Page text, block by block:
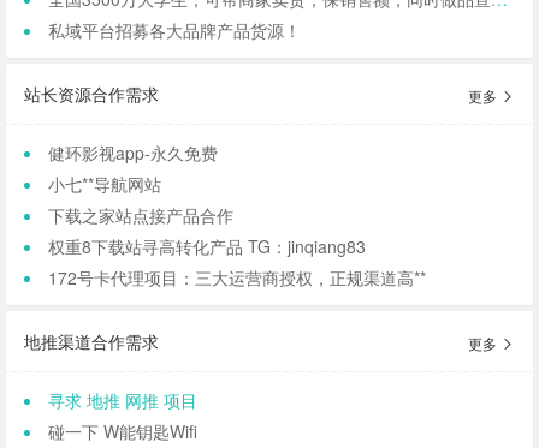
私域平台招募各大品牌产品货源！
站长资源合作需求 更多
健环影视app-永久免费
小七**导航网站
下载之家站点接产品合作
权重8下载站寻高转化产品 TG：jinqiang83
172号卡代理项目：三大运营商授权，正规渠道高**
地推渠道合作需求 更多
寻求 地推 网推 项目
碰一下 W能钥匙Wifi